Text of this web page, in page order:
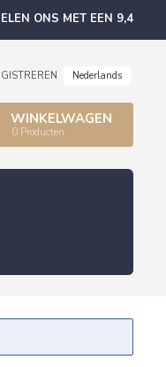
ONS MET EEN 9,4
Nederlands
WINKELWAGEN
0 Producten